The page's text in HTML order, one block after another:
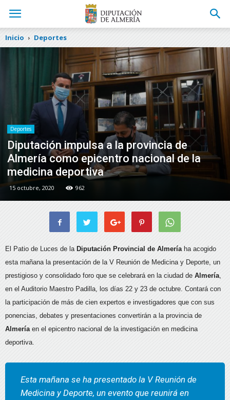
Inicio Deportes
Deportes
Diputación impulsa a la provincia de
Almería como epicentro nacional de la
medicina deportiva
15 octubre, 2020 962
El Patio de Luces de la Diputación Provincial de Almería ha acogido
esta mañana la presentación de la V Reunión de Medicina y Deporte, un
prestigioso y consolidado foro que se celebrará en la ciudad de Almería
en el Auditorio Maestro Padilla, los días 22 y 23 de octubre. Contará con
la participación de más de cien expertos e investigadores que con sus
ponencias, debates y presentaciones convertirán a la provincia de
Almería en el epicentro nacional de la investigación en medicina
deportiva.
Esta mañana se ha presentado la V Reunión de
Medicina y Deporte, un evento que reunirá en